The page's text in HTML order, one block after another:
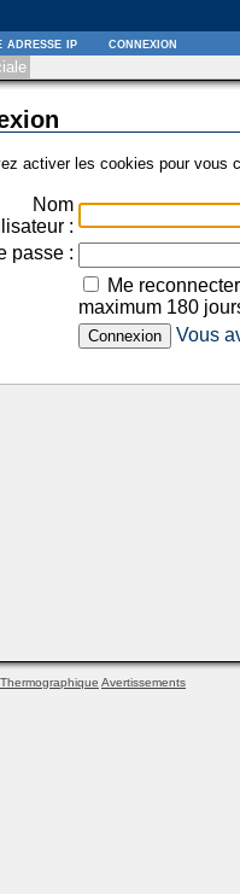
activer les cookies pour vous
Nom
:
passe :
Me
maximum 180
Vous
adresse ip connexion
Avertissements